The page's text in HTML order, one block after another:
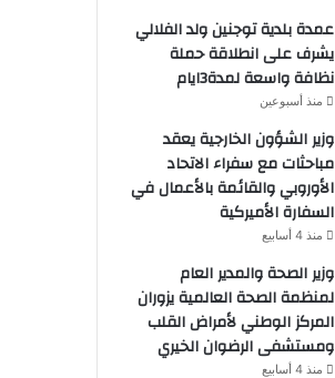
عمدة بلدية توجنين ولد الفلالي
يشرف على انطلاقة حملة
نظافة واسعة لمدة3ايام
منذ أسبوعين
وزير الشؤون الخارجية يعقد
مباحثات مع سفراء الاتحاد
الأوروبي والقائمة بالأعمال في
السفارة الأميركية
منذ 4 أسابيع
وزير الصحة والمدير العام
لمنظمة الصحة العالمية يزوران
المركز الوطني لأمراض القلب
ومستشفى الرضوان الخيري
منذ 4 أسابيع